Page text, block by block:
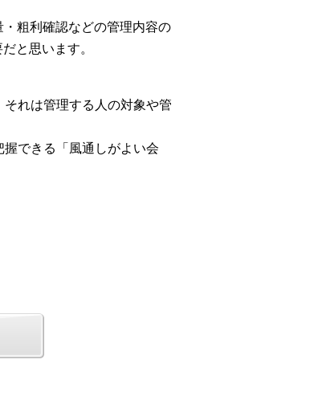
粗利確認などの管理内容の
と思います。
れは管理する人の対象や管
できる「風通しがよい会